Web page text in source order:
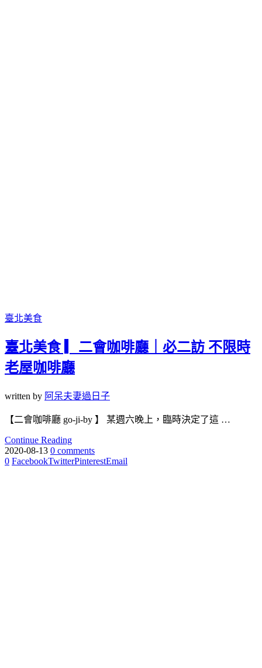
臺北美食
臺北美食 ▎二會咖啡廳｜必二訪 不限時
老屋咖啡廳
written by 阿呆夫妻過日子
【二會咖啡廳 go-ji-by 】 某週六晚上，臨時決定了這 …
Continue Reading
2020-08-13 0 comments
0 FacebookTwitterPinterestEmail